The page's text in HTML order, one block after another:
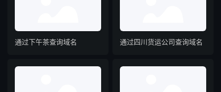
通过下午茶查询域名 通过四川货运公司查询域名